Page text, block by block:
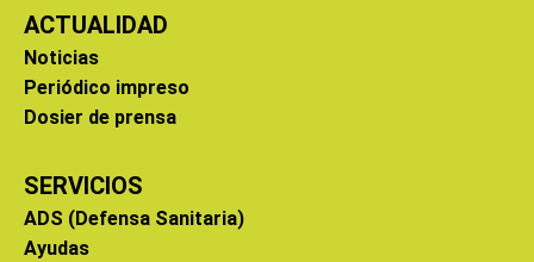
ACTUALIDAD
Noticias
Periódico impreso
Dosier de prensa
SERVICIOS
ADS (Defensa Sanitaria)
Ayudas